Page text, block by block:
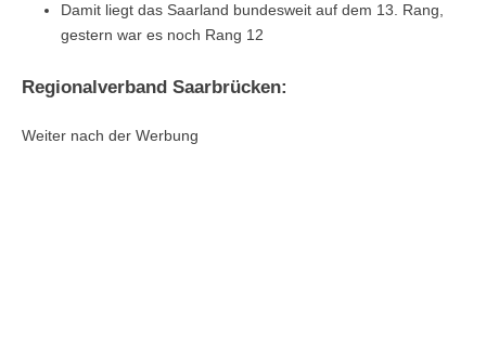
Damit liegt das Saarland bundesweit auf dem 13. Rang,
gestern war es noch Rang 12
Regionalverband Saarbrücken:
Weiter nach der Werbung